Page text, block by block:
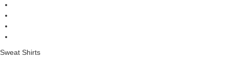
Sweat Shirts